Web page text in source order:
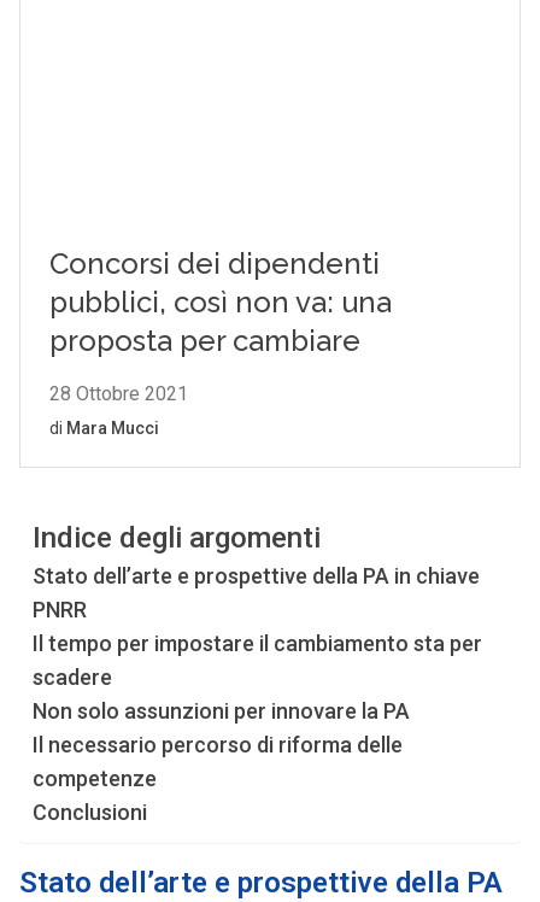
Indice degli argomenti
Stato dell’arte e prospettive della PA in chiave
PNRR
Il tempo per impostare il cambiamento sta per
scadere
Non solo assunzioni per innovare la PA
Il necessario percorso di riforma delle
competenze
Conclusioni
Stato dell’arte e prospettive della PA